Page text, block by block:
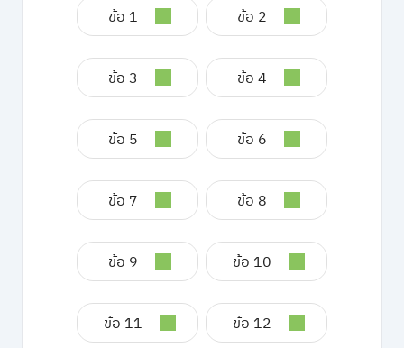
ข้อ 1 ข้อ 2
ข้อ 3 ข้อ 4
ข้อ 5 ข้อ 6
ข้อ 7 ข้อ 8
ข้อ 9 ข้อ 10
ข้อ 11 ข้อ 12